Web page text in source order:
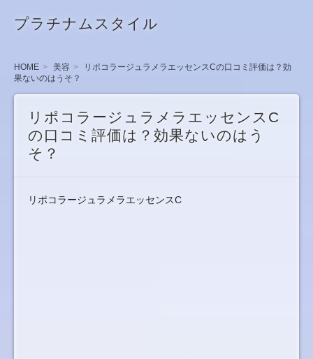
プラチナムスタイル
HOME 美容
リポコラージュラメラエッセンスCの口コミ評価は？効
果ないのはうそ？
リポコラージュラメラエッセンスC
の口コミ評価は？効果ないのはう
そ？
リポコラージュラメラエッセンスC